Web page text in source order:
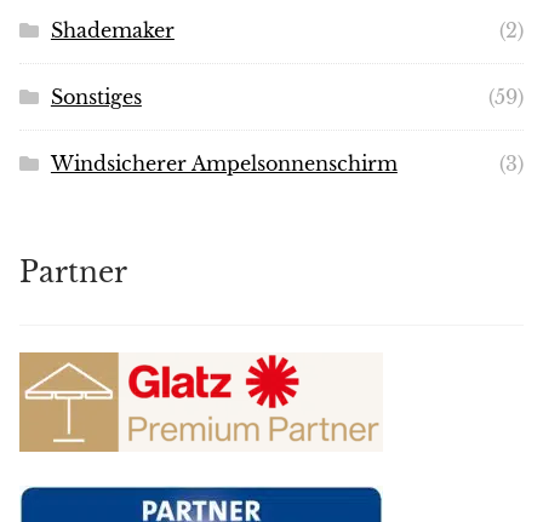
Shademaker (2)
Sonstiges (59)
Windsicherer Ampelsonnenschirm (3)
Partner